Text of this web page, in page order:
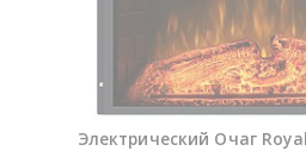
Электрический Очаг